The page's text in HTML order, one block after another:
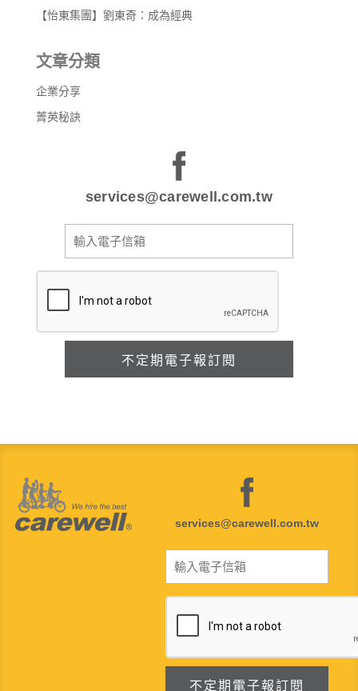
【怡東集團】劉東奇：成為經典
文章分類
企業分享
菁英秘訣
services@carewell.com.tw
services@carewell.com.tw